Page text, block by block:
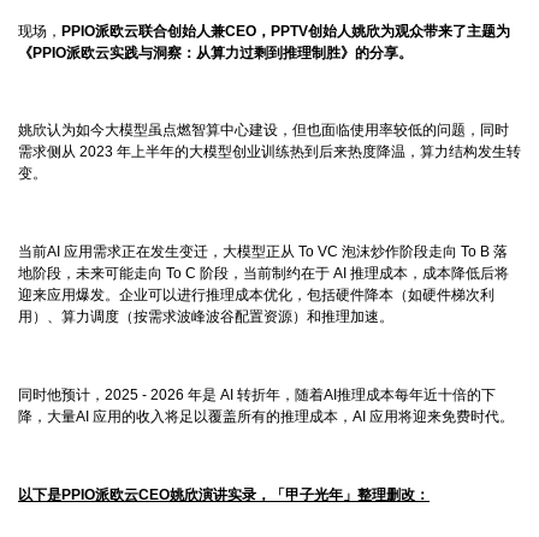
现场， PPIO派欧云联合创始人兼CEO，PPTV创始人姚欣为观众带来了主题为
《PPIO派欧云实践与洞察：从算力过剩到推理制胜》的分享。
姚欣认为如今大模型虽点燃智算中心建设，但也面临使用率较低的问题，同时
需求侧从 2023 年上半年的大模型创业训练热到后来热度降温，算力结构发生转
变。
当前AI 应用需求正在发生变迁，大模型正从 To VC 泡沫炒作阶段走向 To B 落
地阶段，未来可能走向 To C 阶段，当前制约在于 AI 推理成本，成本降低后将
迎来应用爆发。企业可以进行推理成本优化，包括硬件降本（如硬件梯次利
用）、算力调度（按需求波峰波谷配置资源）和推理加速。
同时他预计，2025 - 2026 年是 AI 转折年，随着AI推理成本每年近十倍的下
降，大量AI 应用的收入将足以覆盖所有的推理成本，AI 应用将迎来免费时代。
以下是PPIO派欧云CEO姚欣演讲实录，「甲子光年」整理删改：